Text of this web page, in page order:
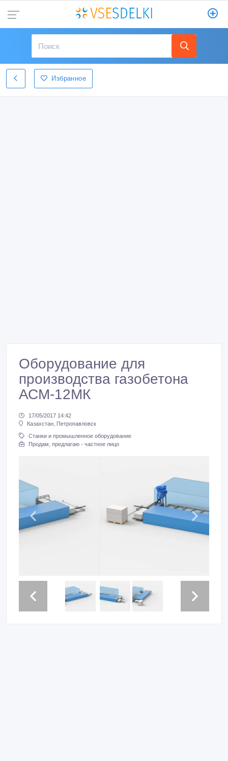
Избранное
Оборудование для
производства газобетона
АСМ-12МК
17/05/2017 14:42
Казахстан, Петропавловск
Станки и промышленное оборудование
Продам, предлагаю - частное лицо